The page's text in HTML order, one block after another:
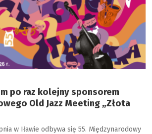
po raz kolejny sponsorem
Old Jazz Meeting „Złota
w Iławie odbywa się 55. Międzynarodowy